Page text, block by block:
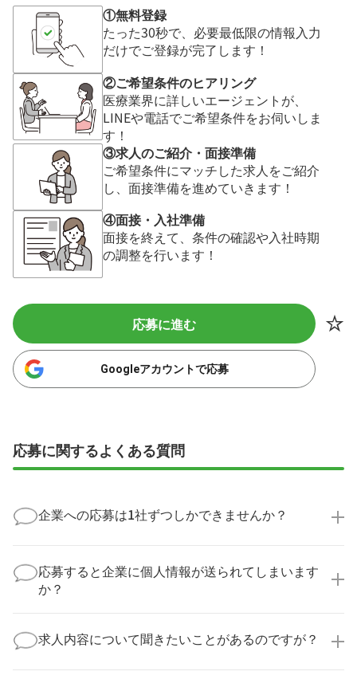
①無料登録
たった30秒で、必要最低限の情報入力
だけでご登録が完了します！
②ご希望条件のヒアリング
医療業界に詳しいエージェントが、
LINEや電話でご希望条件をお伺いしま
す！
③求人のご紹介・面接準備
ご希望条件にマッチした求人をご紹介
し、面接準備を進めていきます！
④面接・入社準備
面接を終えて、条件の確認や入社時期
の調整を行います！
応募に進む
Googleアカウントで応募
応募に関するよくある質問
企業への応募は1社ずつしかできませんか？
実際に医療キャリアナビを利用して転職に成功した方
の多くは、複数応募して自分に合った職場を選ばれて
います。
応募すると企業に個人情報が送られてしまいます
か？
業様に個人情報が送られることはありません！
より詳細な求人情報をご確認いただいた上で、転職希
求人内容について聞きたいことがあるのですが？